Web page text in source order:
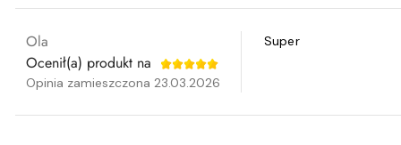
Ola
Ocenił(a) produkt na
Opinia zamieszczona 23.03.2026
Super